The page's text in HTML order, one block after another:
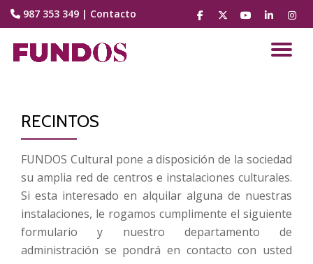
contenido
987 353 349 | Contacto
fa-
facebook
fa-
brands
fa-
youtube-
fa-
linkedin
fa-
RECINTOS
FUNDOS Cultural pone a disposición de la sociedad
su amplia red de centros e instalaciones culturales.
Si esta interesado en alquilar alguna de nuestras
instalaciones, le rogamos cumplimente el siguiente
formulario y nuestro departamento de
administración se pondrá en contacto con usted